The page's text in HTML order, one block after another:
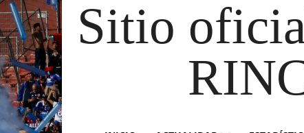
Sitio